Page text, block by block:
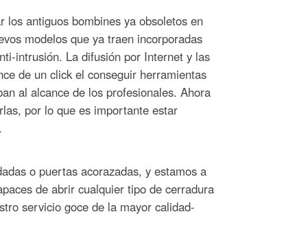
los antiguos bombines ya obsoletos en
modelos que ya traen incorporadas
intrusión. La difusión por Internet y las
de un click el conseguir herramientas
al alcance de los profesionales. Ahora
por lo que es importante estar
o puertas acorazadas, y estamos a
de abrir cualquier tipo de cerradura
servicio goce de la mayor calidad-